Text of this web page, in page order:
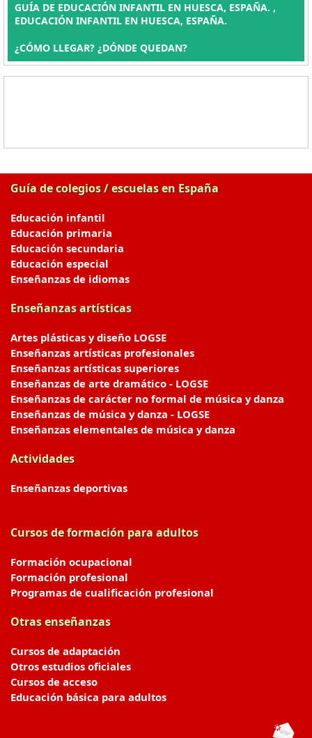
GUÍA DE EDUCACIÓN INFANTIL EN HUESCA, ESPAÑA. ,
EDUCACIÓN INFANTIL EN HUESCA, ESPAÑA.
¿CÓMO LLEGAR? ¿DÓNDE QUEDAN?
Guía de colegios / escuelas en España
Educación infantil
Educación primaria
Educación secundaria
Educación especial
Enseñanzas de idiomas
Enseñanzas artísticas
Artes plásticas y diseño LOGSE
Enseñanzas artísticas profesionales
Enseñanzas artísticas superiores
Enseñanzas de arte dramático - LOGSE
Enseñanzas de carácter no formal de música y danza
Enseñanzas de música y danza - LOGSE
Enseñanzas elementales de música y danza
Actividades
Enseñanzas deportivas
Cursos de formación para adultos
Formación ocupacional
Formación profesional
Programas de cualificación profesional
Otras enseñanzas
Cursos de adaptación
Otros estudios oficiales
Cursos de acceso
Educación básica para adultos